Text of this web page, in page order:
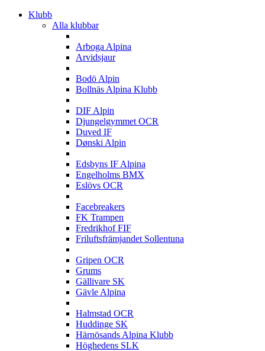
Klubb
Alla klubbar
Arboga Alpina
Arvidsjaur
Bodö Alpin
Bollnäs Alpina Klubb
DIF Alpin
Djungelgymmet OCR
Duved IF
Dønski Alpin
Edsbyns IF Alpina
Engelholms BMX
Eslövs OCR
Facebreakers
FK Trampen
Fredrikhof FIF
Friluftsfrämjandet Sollentuna
Gripen OCR
Grums
Gällivare SK
Gävle Alpina
Halmstad OCR
Huddinge SK
Härnösands Alpina Klubb
Höghedens SLK